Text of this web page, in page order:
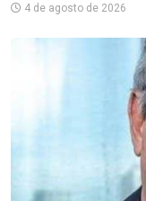
4 de agosto de 2026